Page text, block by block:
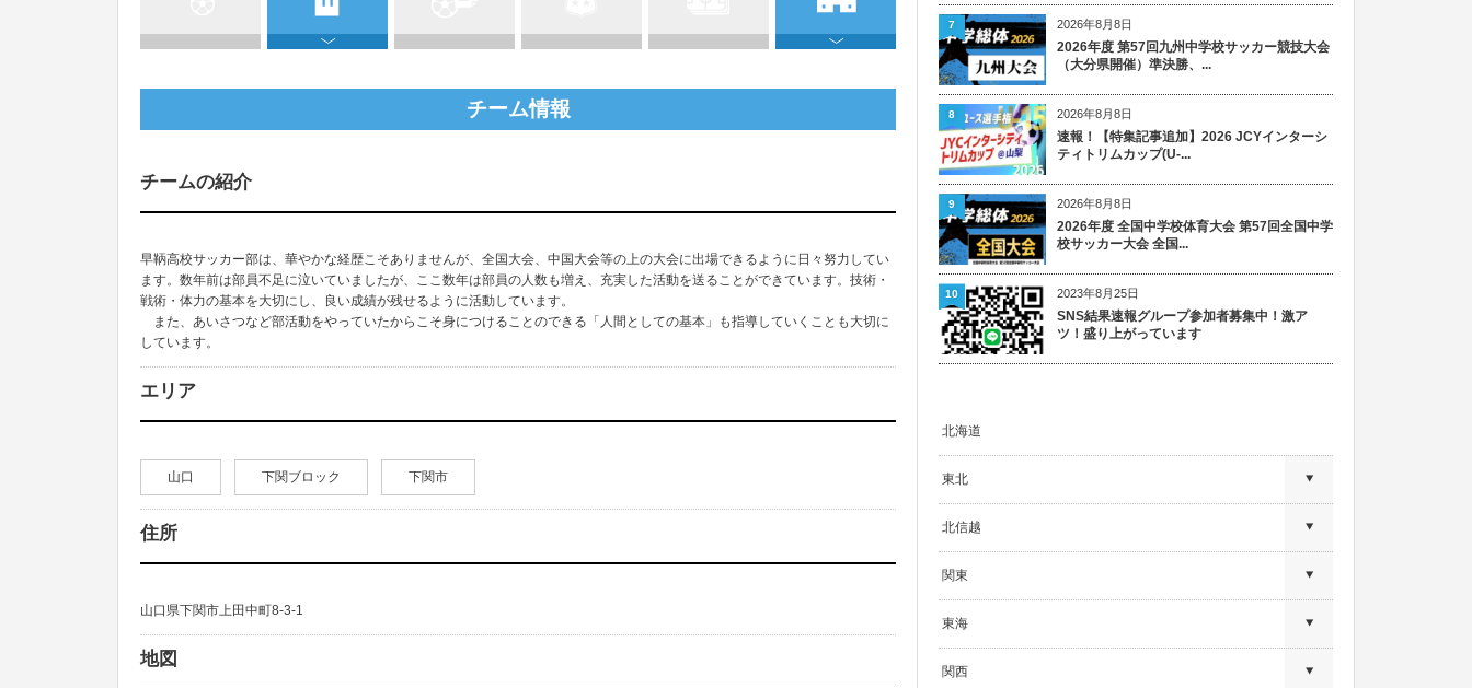
チーム情報
チームの紹介
早鞆高校サッカー部は、華やかな経歴こそありませんが、全国大会、中国大会等の上の大会に出場できるように日々努力してい
ます。数年前は部員不足に泣いていましたが、ここ数年は部員の人数も増え、充実した活動を送ることができています。技術・
戦術・体力の基本を大切にし、良い成績が残せるように活動しています。
また、あいさつなど部活動をやっていたからこそ身につけることのできる「人間としての基本」も指導していくことも大切に
しています。
エリア
山口 下関ブロック 下関市
住所
山口県下関市上田中町8-3-1
地図
2026年8月8日
2026年度 第57回九州中学校サッカー競技大会
（大分県開催）準決勝、...
7
2026年8月8日
速報！【特集記事追加】2026 JCYインターシ
ティトリムカップ(U-...
8
2026年8月8日
2026年度 全国中学校体育大会 第57回全国中学
校サッカー大会 全国...
9
2023年8月25日
SNS結果速報グループ参加者募集中！激ア
ツ！盛り上がっています
10
北海道
東北
北信越
関東
東海
関西